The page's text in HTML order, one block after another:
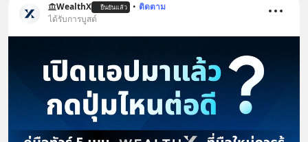
WealthX ยืนยันแล้ว • ติดตาม
ได้รับการบูสต์